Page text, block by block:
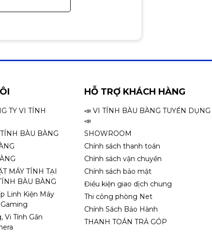
TY VI TÍNH
BÀU BÀNG
MÁY TÍNH TẠI
BÀU BÀNG
Linh Kiện Máy
Vi Tính Gần
HỖ TRỢ KHÁCH HÀNG
📣 VI TÍNH BÀU BÀNG TUYỂN DỤNG
📣
SHOWROOM
Chính sách thanh toán
Chính sách vận chuyển
Chính sách bảo mật
Điều kiện giao dịch chung
Thi công phòng Net
Chính Sách Bảo Hành
THANH TOÁN TRẢ GÓP